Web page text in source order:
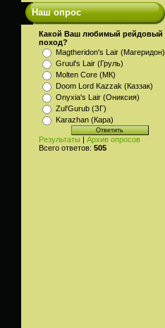
Наш опрос
Какой Ваш любимый рейдовый
поход?
Magtheridon's Lair (Магеридон)
Gruul's Lair (Груль)
Molten Core (МК)
Doom Lord Kazzak (Каззак)
Onyxia's Lair (Ониксия)
Zul'Gurub (ЗГ)
Karazhan (Кара)
Результаты | Архив опросов
Всего ответов: 505